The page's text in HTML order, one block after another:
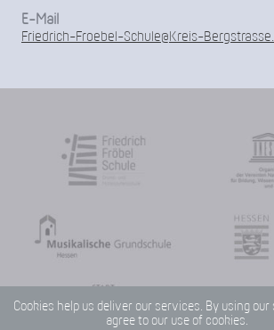
E-Mail
Friedrich-Froebel-Schule@Kreis-
Cookies help us deliver our services. By using
agree to our use of cookies.